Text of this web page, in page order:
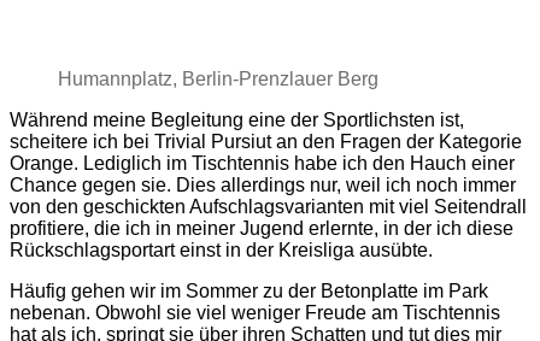
Humannplatz, Berlin-Prenzlauer Berg
Während meine Begleitung eine der Sportlichsten ist,
scheitere ich bei Trivial Pursiut an den Fragen der Kategorie
Orange. Lediglich im Tischtennis habe ich den Hauch einer
Chance gegen sie. Dies allerdings nur, weil ich noch immer
von den geschickten Aufschlagsvarianten mit viel Seitendrall
profitiere, die ich in meiner Jugend erlernte, in der ich diese
Rückschlagsportart einst in der Kreisliga ausübte.
Häufig gehen wir im Sommer zu der Betonplatte im Park
nebenan. Obwohl sie viel weniger Freude am Tischtennis
hat als ich, springt sie über ihren Schatten und tut dies mir